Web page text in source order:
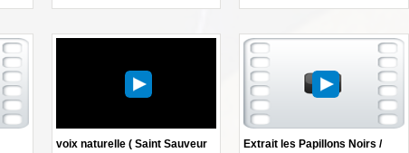
voix naturelle ( Saint Sauveur
Extrait les Papillons Noirs /